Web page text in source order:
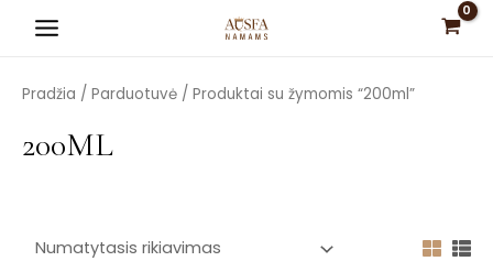
Main
Pradžia / Parduotuvė / Produktai su žymomis “200ml”
200ML